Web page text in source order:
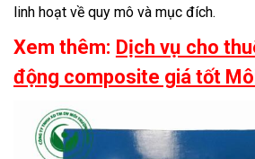
linh hoạt về quy mô và mục đích.
Xem thêm: Dịch vụ cho
động composite giá tốt